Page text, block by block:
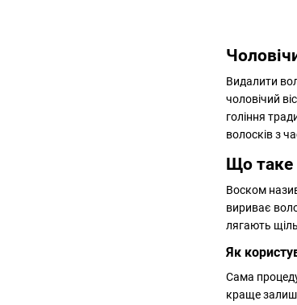
Видалити
чоловічий
гоління
волосків з
Що таке
Воском
вириває
лягають
Як
Сама
краще